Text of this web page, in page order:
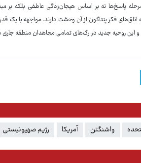
پاسخ‌ها نه بر اساس هیجان‌زدگی عاطفی بلکه بر
فکر پنتاگون از آن وحشت دارند. مواجهه با یک
و این روحیه جدید در رگ‌های تمامی مجاهدان منطقه
واشنگتن آمریکا رژیم صهیونیستی